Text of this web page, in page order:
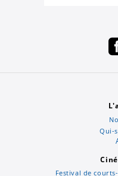
Qui-
Festival de